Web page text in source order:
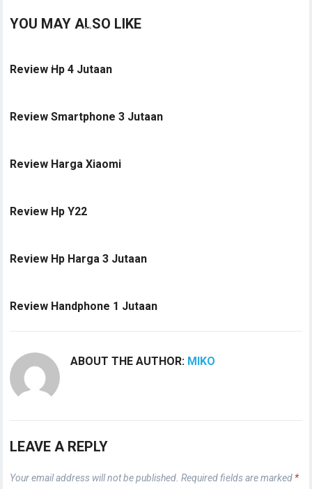
YOU MAY ALSO LIKE
Review Hp 4 Jutaan
Review Smartphone 3 Jutaan
Review Harga Xiaomi
Review Hp Y22
Review Hp Harga 3 Jutaan
Review Handphone 1 Jutaan
ABOUT THE AUTHOR: MIKO
LEAVE A REPLY
Your email address will not be published. Required fields are marked *